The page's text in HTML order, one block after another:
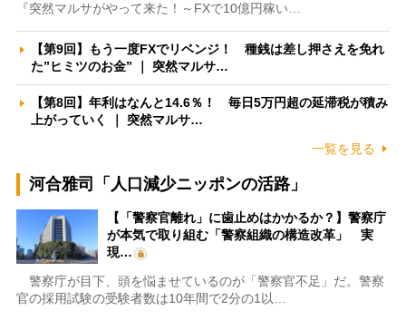
『突然マルサがやって来た！～FXで10億円稼い…
【第9回】もう一度FXでリベンジ！ 種銭は差し押さえを免れ
た”ヒミツのお金” ｜ 突然マルサ…
【第8回】年利はなんと14.6％！ 毎日5万円超の延滞税が積み
上がっていく ｜ 突然マルサ…
一覧を見る
河合雅司「人口減少ニッポンの活路」
【「警察官離れ」に歯止めはかかるか？】警察庁
が本気で取り組む「警察組織の構造改革」 実
現…
警察庁が目下、頭を悩ませているのが「警察官不足」だ。警察
官の採用試験の受験者数は10年間で2分の1以…